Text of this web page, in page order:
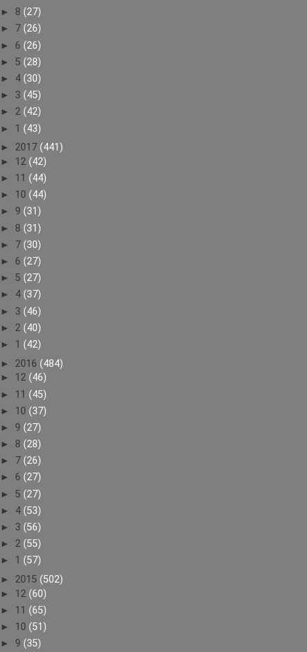
► 8 (27)
► 7 (26)
► 6 (26)
► 5 (28)
► 4 (30)
► 3 (45)
► 2 (42)
► 1 (43)
► 2017 (441)
► 12 (42)
► 11 (44)
► 10 (44)
► 9 (31)
► 8 (31)
► 7 (30)
► 6 (27)
► 5 (27)
► 4 (37)
► 3 (46)
► 2 (40)
► 1 (42)
► 2016 (484)
► 12 (46)
► 11 (45)
► 10 (37)
► 9 (27)
► 8 (28)
► 7 (26)
► 6 (27)
► 5 (27)
► 4 (53)
► 3 (56)
► 2 (55)
► 1 (57)
► 2015 (502)
► 12 (60)
► 11 (65)
► 10 (51)
► 9 (35)